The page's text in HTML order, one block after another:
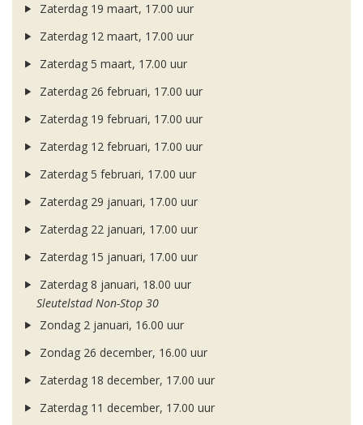
Zaterdag 19 maart, 17.00 uur
Zaterdag 12 maart, 17.00 uur
Zaterdag 5 maart, 17.00 uur
Zaterdag 26 februari, 17.00 uur
Zaterdag 19 februari, 17.00 uur
Zaterdag 12 februari, 17.00 uur
Zaterdag 5 februari, 17.00 uur
Zaterdag 29 januari, 17.00 uur
Zaterdag 22 januari, 17.00 uur
Zaterdag 15 januari, 17.00 uur
Zaterdag 8 januari, 18.00 uur
Sleutelstad Non-Stop 30
Zondag 2 januari, 16.00 uur
Zondag 26 december, 16.00 uur
Zaterdag 18 december, 17.00 uur
Zaterdag 11 december, 17.00 uur